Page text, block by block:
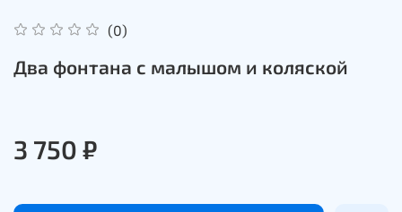
(0)
Два фонтана с малышом и коляской
3 750 ₽